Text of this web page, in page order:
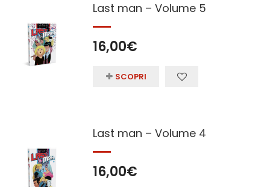
Last man – Volume 5
16,00€
SCOPRI
Last man – Volume 4
16,00€